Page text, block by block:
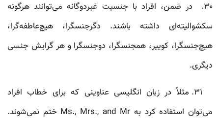
۳۰. در ضمن، افراد با جنسیت غیردوگانه می‌توانند هرگونه
سکشوالیته‌ای داشته باشند. دگرجنسگرا، هیچ‌عاطفه‌گرا،
هیچ‌جنسگرا، کوییر، همجنسگرا، دوجنسگرا و هر گرایش جنسی
دیگری.
۳۱. مثلاً در زبان انگلیسی عناوینی که برای خطاب افراد
می‌توان استفاده کرد به Ms., Mrs., and Mr ختم نمی‌شوند.